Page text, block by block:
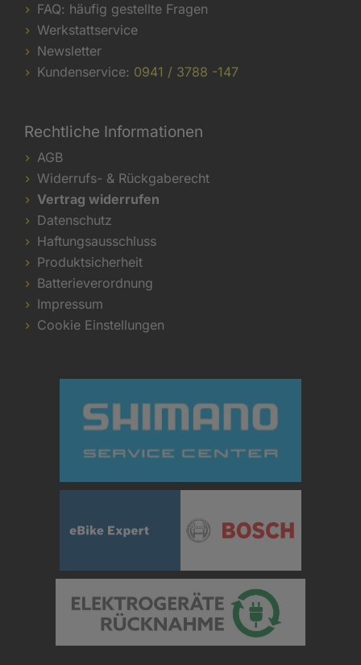
FAQ: häufig gestellte Fragen
Werkstattservice
Newsletter
Kundenservice: 0941 / 3788 -147
Rechtliche Informationen
AGB
Widerrufs- & Rückgaberecht
Vertrag widerrufen
Datenschutz
Haftungsausschluss
Produktsicherheit
Batterieverordnung
Impressum
Cookie Einstellungen